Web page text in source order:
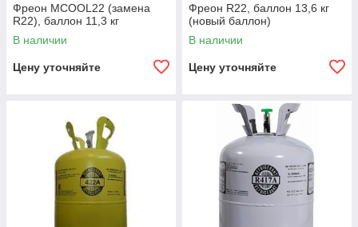
Фреон MCOOL22 (замена
R22), баллон 11,3 кг
В наличии
Цену уточняйте
Фреон R22, баллон 13,6 кг
(новый баллон)
В наличии
Цену уточняйте